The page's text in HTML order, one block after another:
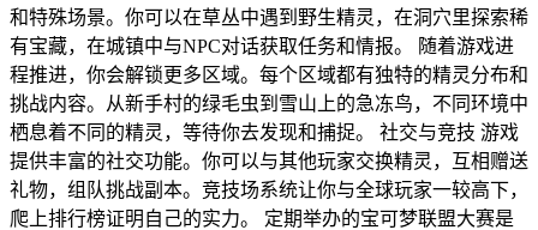
和特殊场景。你可以在草丛中遇到野生精灵，在洞穴里探索稀
有宝藏，在城镇中与NPC对话获取任务和情报。 随着游戏进
程推进，你会解锁更多区域。每个区域都有独特的精灵分布和
挑战内容。从新手村的绿毛虫到雪山上的急冻鸟，不同环境中
栖息着不同的精灵，等待你去发现和捕捉。 社交与竞技 游戏
提供丰富的社交功能。你可以与其他玩家交换精灵，互相赠送
礼物，组队挑战副本。竞技场系统让你与全球玩家一较高下，
爬上排行榜证明自己的实力。 定期举办的宝可梦联盟大赛是